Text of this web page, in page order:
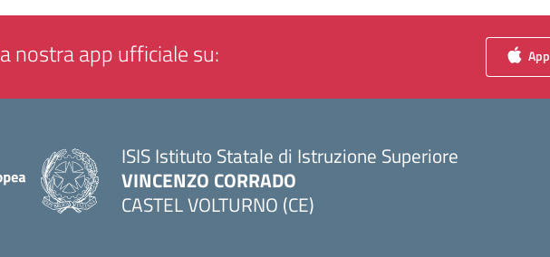
nostra app ufficiale su:
ISIS Istituto Statale di Istruzione Superiore
VINCENZO CORRADO
CASTEL VOLTURNO (CE)